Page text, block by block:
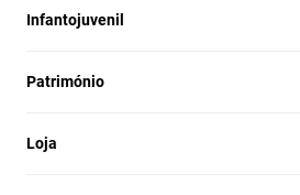
Infantojuvenil
Património
Loja